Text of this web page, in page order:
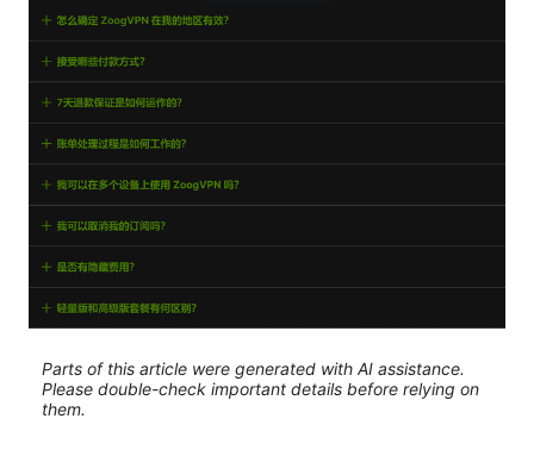
Parts of this article were generated with AI assistance.
Please double-check important details before relying on
them.